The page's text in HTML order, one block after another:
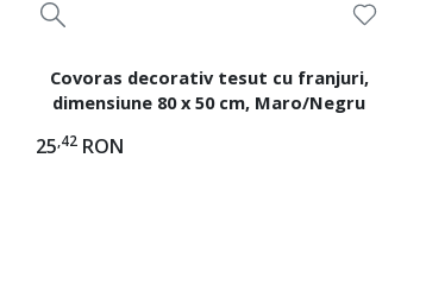
Covoras decorativ tesut cu franjuri,
dimensiune 80 x 50 cm, Maro/Negru
25,42 RON